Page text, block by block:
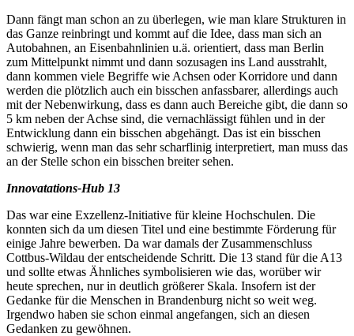
Dann fängt man schon an zu überlegen, wie man klare Strukturen in
das Ganze reinbringt und kommt auf die Idee, dass man sich an
Autobahnen, an Eisenbahnlinien u.ä. orientiert, dass man Berlin
zum Mittelpunkt nimmt und dann sozusagen ins Land ausstrahlt,
dann kommen viele Begriffe wie Achsen oder Korridore und dann
werden die plötzlich auch ein bisschen anfassbarer, allerdings auch
mit der Nebenwirkung, dass es dann auch Bereiche gibt, die dann so
5 km neben der Achse sind, die vernachlässigt fühlen und in der
Entwicklung dann ein bisschen abgehängt. Das ist ein bisschen
schwierig, wenn man das sehr scharflinig interpretiert, man muss das
an der Stelle schon ein bisschen breiter sehen.
Innovatations-Hub 13
Das war eine Exzellenz-Initiative für kleine Hochschulen. Die
konnten sich da um diesen Titel und eine bestimmte Förderung für
einige Jahre bewerben. Da war damals der Zusammenschluss
Cottbus-Wildau der entscheidende Schritt. Die 13 stand für die A13
und sollte etwas Ähnliches symbolisieren wie das, worüber wir
heute sprechen, nur in deutlich größerer Skala. Insofern ist der
Gedanke für die Menschen in Brandenburg nicht so weit weg.
Irgendwo haben sie schon einmal angefangen, sich an diesen
Gedanken zu gewöhnen.